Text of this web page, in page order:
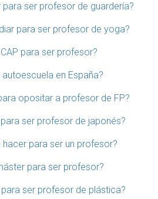
para ser profesor de guardería?
para ser profesor de yoga?
para ser profesor?
autoescuela en España?
opositar a profesor de FP?
ser profesor de japonés?
hacer para ser un profesor?
para ser profesor?
ser profesor de plástica?